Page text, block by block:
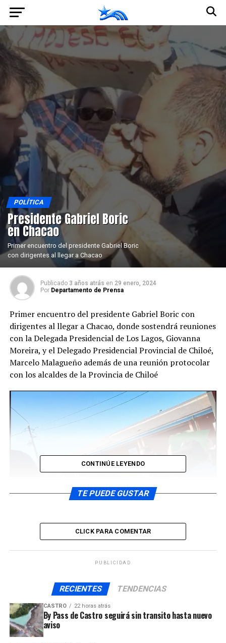
POLÍTICA
Presidente Gabriel Boric
en Chacao
Primer encuentro del presidente Gabriel Boric
con dirigentes al llegar a Chacao
Publicado 3 años atrás en 29 enero, 2024
Por Departamento de Prensa
Primer encuentro del presidente Gabriel Boric con
dirigentes al llegar a Chacao, donde sostendrá reuniones
con la Delegada Presidencial de Los Lagos, Giovanna
Moreira, y el Delegado Presidencial Provincial de Chiloé,
Marcelo Malagueño además de una reunión protocolar
con los alcaldes de la Provincia de Chiloé
ARTÍCULOS RELACIONADOS:
Una intensa primera jornada cumplió el presidente Boric
Visita de Gabriel Boric a Chiloé, sus actividades
presidenciales
CONTINÚE LEYENDO
TE PUEDE GUSTAR
CLICK PARA COMENTAR
PUBLICIDAD
RECIENTES TENDENCIAS
CASTRO 22 horas atrás
By Pass de Castro seguirá sin transito hasta nuevo
aviso
Ir a la versión móvil